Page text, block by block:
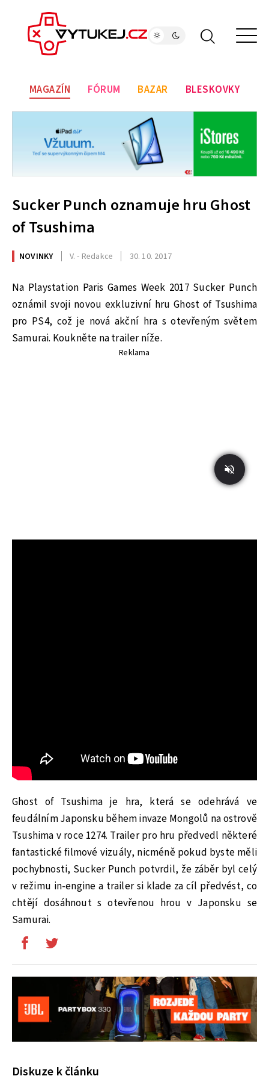
MAGAZÍN FÓRUM BAZAR BLESKOVKY
Sucker Punch oznamuje hru Ghost
of Tsushima
NOVINKY V. - Redakce 30. 10. 2017
Na Playstation Paris Games Week 2017 Sucker Punch
oznámil svoji novou exkluzivní hru Ghost of Tsushima
pro PS4, což je nová akční hra s otevřeným světem
Samurai. Koukněte na trailer níže.
Reklama
Ghost of Tsushima je hra, která se odehrává ve
feudálním Japonsku během invaze Mongolů na ostrově
Tsushima v roce 1274. Trailer pro hru předvedl některé
fantastické filmové vizuály, nicméně pokud byste měli
pochybnosti, Sucker Punch potvrdil, že záběr byl celý
v režimu in-engine a trailer si klade za cíl předvést, co
chtějí dosáhnout s otevřenou hrou v Japonsku se
Samurai.
Diskuze k článku